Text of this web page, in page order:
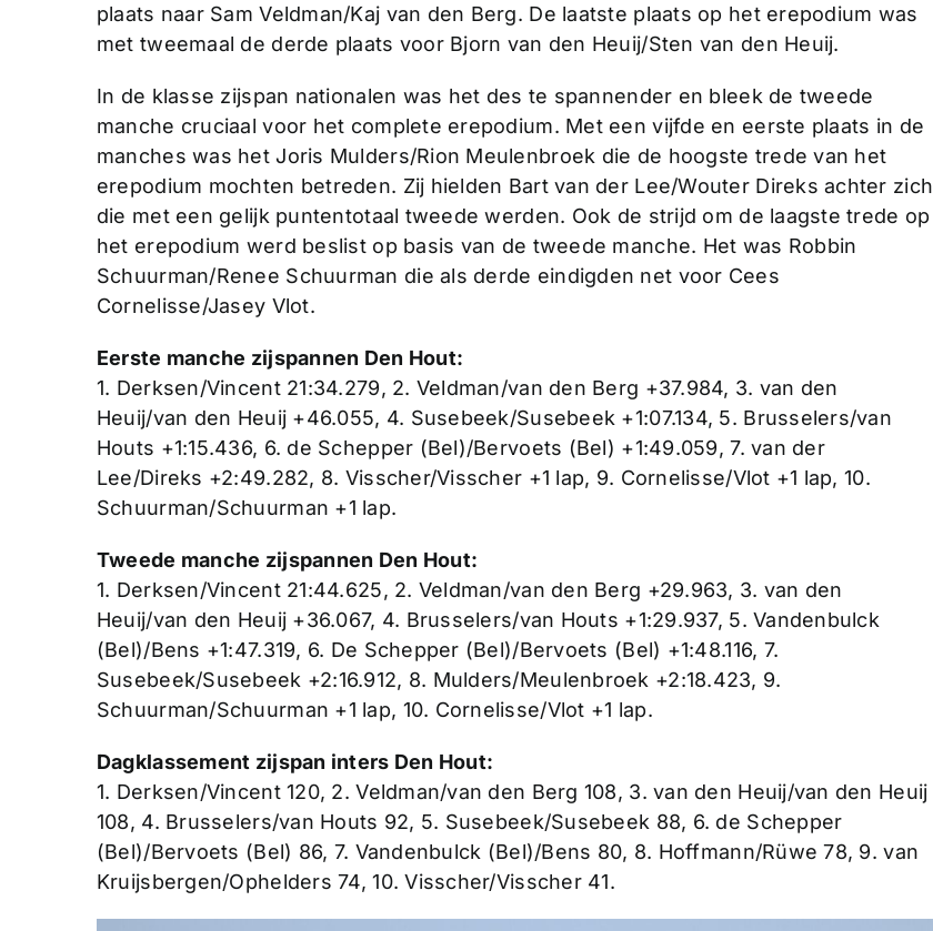
plaats naar Sam Veldman/Kaj van den Berg. De laatste plaats op het erepodium was
met tweemaal de derde plaats voor Bjorn van den Heuij/Sten van den Heuij.
In de klasse zijspan nationalen was het des te spannender en bleek de tweede
manche cruciaal voor het complete erepodium. Met een vijfde en eerste plaats in de
manches was het Joris Mulders/Rion Meulenbroek die de hoogste trede van het
erepodium mochten betreden. Zij hielden Bart van der Lee/Wouter Direks achter zich
die met een gelijk puntentotaal tweede werden. Ook de strijd om de laagste trede op
het erepodium werd beslist op basis van de tweede manche. Het was Robbin
Schuurman/Renee Schuurman die als derde eindigden net voor Cees
Cornelisse/Jasey Vlot.
Eerste manche zijspannen Den Hout:
1. Derksen/Vincent 21:34.279, 2. Veldman/van den Berg +37.984, 3. van den
Heuij/van den Heuij +46.055, 4. Susebeek/Susebeek +1:07.134, 5. Brusselers/van
Houts +1:15.436, 6. de Schepper (Bel)/Bervoets (Bel) +1:49.059, 7. van der
Lee/Direks +2:49.282, 8. Visscher/Visscher +1 lap, 9. Cornelisse/Vlot +1 lap, 10.
Schuurman/Schuurman +1 lap.
Tweede manche zijspannen Den Hout:
1. Derksen/Vincent 21:44.625, 2. Veldman/van den Berg +29.963, 3. van den
Heuij/van den Heuij +36.067, 4. Brusselers/van Houts +1:29.937, 5. Vandenbulck
(Bel)/Bens +1:47.319, 6. De Schepper (Bel)/Bervoets (Bel) +1:48.116, 7.
Susebeek/Susebeek +2:16.912, 8. Mulders/Meulenbroek +2:18.423, 9.
Schuurman/Schuurman +1 lap, 10. Cornelisse/Vlot +1 lap.
Dagklassement zijspan inters Den Hout:
1. Derksen/Vincent 120, 2. Veldman/van den Berg 108, 3. van den Heuij/van den Heuij
108, 4. Brusselers/van Houts 92, 5. Susebeek/Susebeek 88, 6. de Schepper
(Bel)/Bervoets (Bel) 86, 7. Vandenbulck (Bel)/Bens 80, 8. Hoffmann/Rüwe 78, 9. van
Kruijsbergen/Ophelders 74, 10. Visscher/Visscher 41.